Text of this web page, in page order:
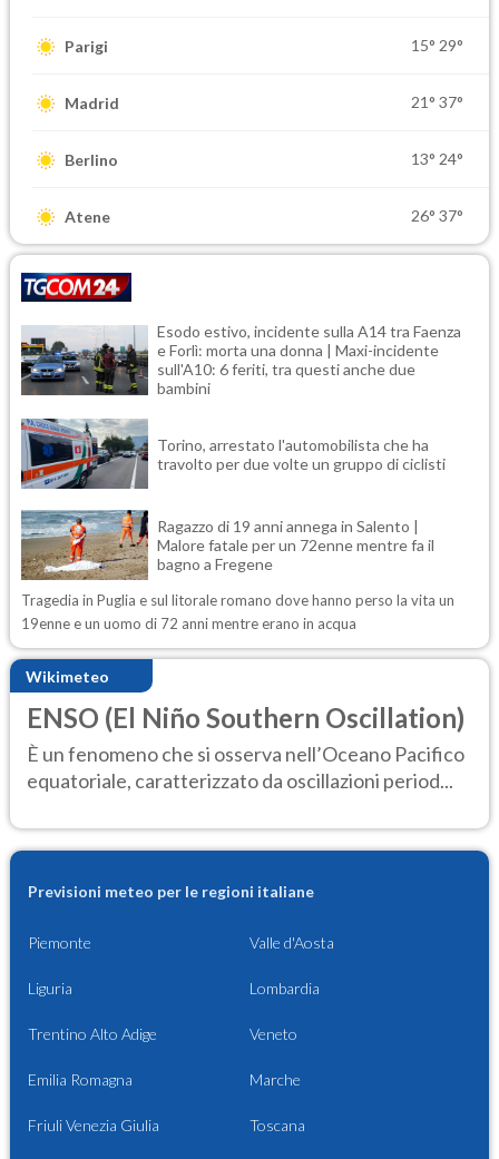
Parigi 15° 29°
Madrid 21° 37°
Berlino 13° 24°
Atene 26° 37°
Esodo estivo, incidente sulla A14 tra Faenza
e Forlì: morta una donna | Maxi-incidente
sull'A10: 6 feriti, tra questi anche due
bambini
Torino, arrestato l'automobilista che ha
travolto per due volte un gruppo di ciclisti
Ragazzo di 19 anni annega in Salento |
Malore fatale per un 72enne mentre fa il
bagno a Fregene
Tragedia in Puglia e sul litorale romano dove hanno perso la vita un
19enne e un uomo di 72 anni mentre erano in acqua
Wikimeteo
ENSO (El Niño Southern Oscillation)
È un fenomeno che si osserva nell’Oceano Pacifico
equatoriale, caratterizzato da oscillazioni period...
Previsioni meteo per le regioni italiane
Piemonte Valle d'Aosta
Liguria Lombardia
Trentino Alto Adige Veneto
Emilia Romagna Marche
Friuli Venezia Giulia Toscana